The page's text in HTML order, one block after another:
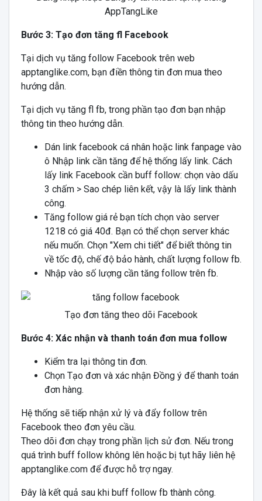
AppTangLike
Bước 3: Tạo đơn tăng fl Facebook
Tại dịch vụ tăng follow Facebook trên web
apptanglike.com, bạn điền thông tin đơn mua theo
hướng dẫn.
Tại dịch vụ tăng fl fb, trong phần tạo đơn bạn nhập
thông tin theo hướng dẫn.
Dán link facebook cá nhân hoặc link fanpage vào
ô Nhập link cần tăng để hệ thống lấy link. Cách
lấy link Facebook cần buff follow: chọn vào dấu
3 chấm > Sao chép liên kết, vậy là lấy link thành
công.
Tăng follow giá rẻ bạn tích chọn vào server
1218 có giá 40đ. Bạn có thể chọn server khác
nếu muốn. Chọn "Xem chi tiết" để biết thông tin
về tốc độ, chế độ bảo hành, chất lượng follow fb.
Nhập vào số lượng cần tăng follow trên fb.
Tạo đơn tăng theo dõi Facebook
Bước 4: Xác nhận và thanh toán đơn mua follow
Kiểm tra lại thông tin đơn.
Chọn Tạo đơn và xác nhận Đồng ý để thanh toán
đơn hàng.
Hệ thống sẽ tiếp nhận xử lý và đẩy follow trên
Facebook theo đơn yêu cầu.
Theo dõi đơn chạy trong phần lịch sử đơn. Nếu trong
quá trình buff follow không lên hoặc bị tụt hãy liên hệ
apptanglike.com để được hỗ trợ ngay.
Đây là kết quả sau khi buff follow fb thành công.